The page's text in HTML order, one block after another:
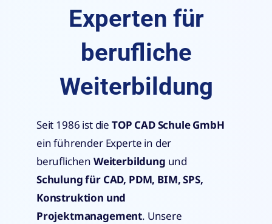
Experten für
berufliche
Weiterbildung
Seit 1986 ist die TOP CAD Schule GmbH
ein führender Experte in der
beruflichen Weiterbildung und
Schulung für CAD, PDM, BIM, SPS,
Konstruktion und
Projektmanagement. Unsere